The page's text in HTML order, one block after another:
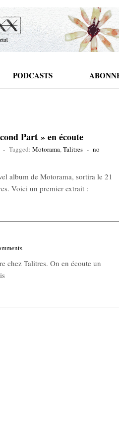
PODCASTS
Part » en écoute
- Tagged: Motorama,Talitres - no
album de Motorama, sortira le 21
Voici un premier extrait :
chez Talitres. On en écoute un